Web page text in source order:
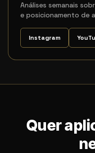
Análises semanais
e posicionamento de
Instagram
Quer